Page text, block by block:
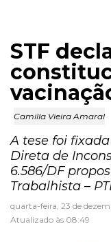
STF
Camilla Vieira Amaral
A tese foi
Direta de
6.586/DF
Trabalhista –
quarta-feira, 23 de
Atualizado às 08:49